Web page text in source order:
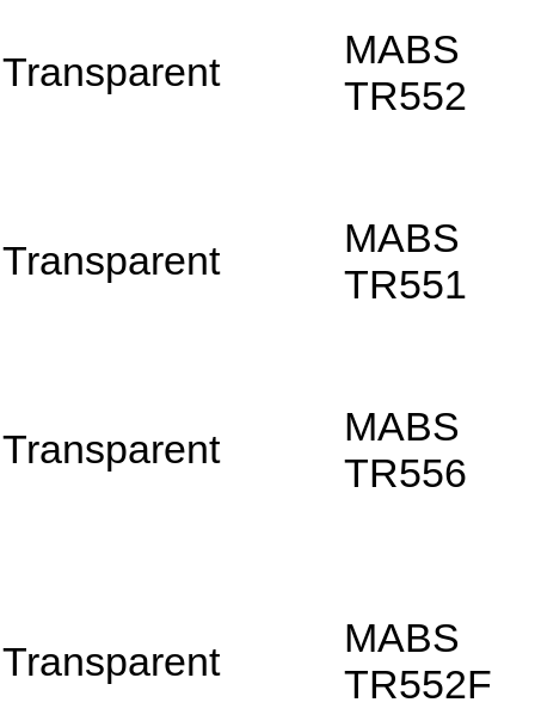
Transparent
MABS
TR552
Transparent
MABS
TR551
Transparent
MABS
TR556
Transparent
MABS
TR552F